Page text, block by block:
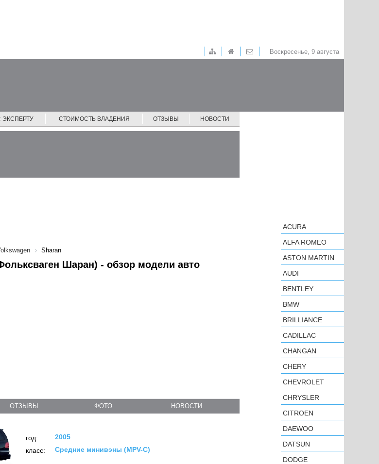
Воскресенье, 9 августа
ЭКСПЕРТУ СТОИМОСТЬ ВЛАДЕНИЯ ОТЗЫВЫ НОВОСТИ
Sharan
Шаран) - обзор модели авто
ОТЗЫВЫ ФОТО НОВОСТИ
год:
2005
класс:
Средние минивэны (MPV-C)
ACURA
ALFA ROMEO
ASTON MARTIN
AUDI
BENTLEY
BMW
BRILLIANCE
CADILLAC
CHANGAN
CHERY
CHEVROLET
CHRYSLER
CITROEN
DAEWOO
DATSUN
DODGE